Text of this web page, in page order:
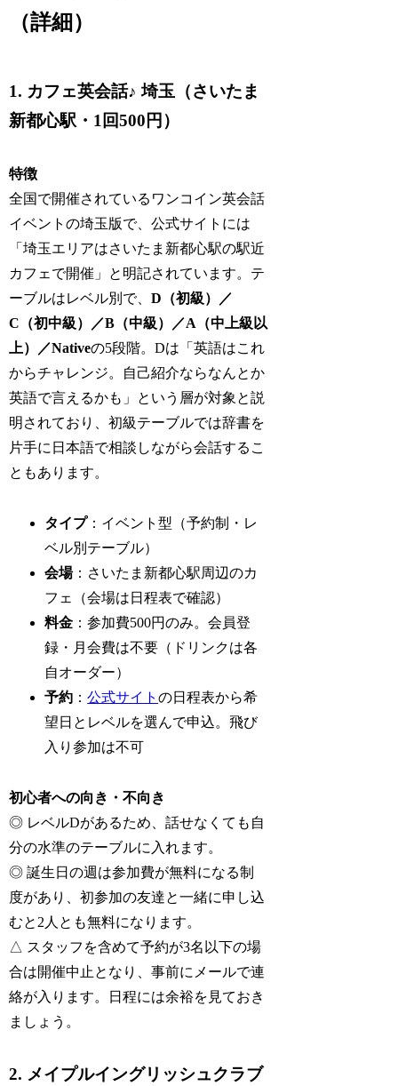
（詳細）
1. カフェ英会話♪ 埼玉（さいたま
新都心駅・1回500円）
特徴
全国で開催されているワンコイン英会話
イベントの埼玉版で、公式サイトには
「埼玉エリアはさいたま新都心駅の駅近
カフェで開催」と明記されています。テ
ーブルはレベル別で、D（初級）／
C（初中級）／B（中級）／A（中上級以
上）／Nativeの5段階。Dは「英語はこれ
からチャレンジ。自己紹介ならなんとか
英語で言えるかも」という層が対象と説
明されており、初級テーブルでは辞書を
片手に日本語で相談しながら会話するこ
ともあります。
タイプ：イベント型（予約制・レ
ベル別テーブル）
会場：さいたま新都心駅周辺のカ
フェ（会場は日程表で確認）
料金 ：参加費500円のみ。会員登
録・月会費は不要（ドリンクは各
自オーダー）
予約 ：公式サイトの日程表から希
望日とレベルを選んで申込。飛び
入り参加は不可
初心者への向き・不向き
◎ レベルDがあるため、話せなくても自
分の水準のテーブルに入れます。
◎ 誕生日の週は参加費が無料になる制
度があり、初参加の友達と一緒に申し込
むと2人とも無料になります。
△ スタッフを含めて予約が3名以下の場
合は開催中止となり、事前にメールで連
絡が入ります。日程には余裕を見ておき
ましょう。
2. メイプルイングリッシュクラブ